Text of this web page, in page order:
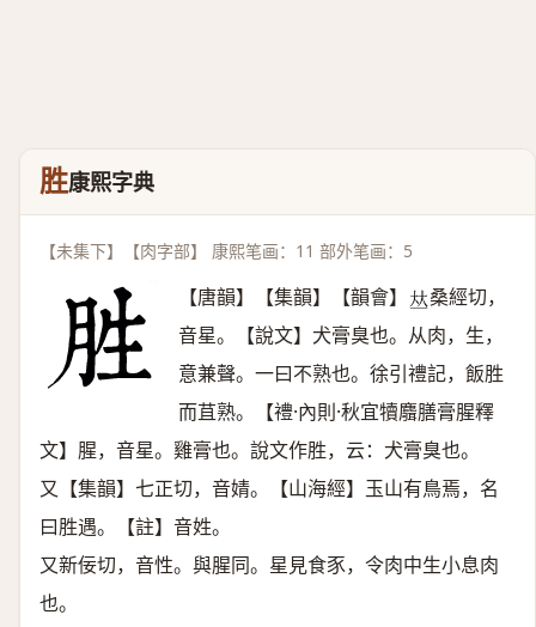
胜康熙字典
【未集下】【肉字部】 康熙笔画：11 部外笔画：5
【唐韻】【集韻】【韻會】 𠀤桑經切，
音星。【說文】犬膏臭也。从肉，生，
意兼聲。一曰不熟也。徐引禮記，飯胜
而苴熟。【禮·內則·秋宜犢麛膳膏腥釋
文】腥，音星。雞膏也。說文作胜，云：犬膏臭也。
又【集韻】七正切，音婧。【山海經】玉山有鳥焉，名
曰胜遇。【註】音姓。
又新佞切，音性。與腥同。星見食豕，令肉中生小息肉
也。